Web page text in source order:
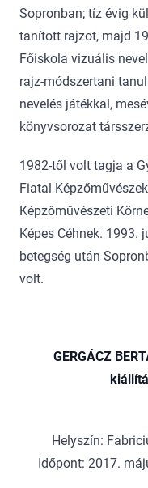
Sopronban; tíz évig
tanított rajzot, majd
Főiskola vizuális
rajz-módszertani
nevelés játékkal,
könyvsorozat
1982-től volt tagja a
Fiatal
Képzőművészeti
Képes Céhnek. 1993.
betegség után
volt.
GERGÁCZ
Helyszín:
Időpont: 2017.